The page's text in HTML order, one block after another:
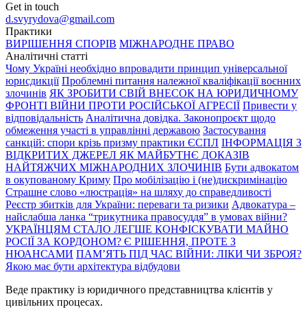
Get in touch
d.svyrydova@gmail.com
Практики
ВИРІШЕННЯ СПОРІВ МІЖНАРОДНЕ ПРАВО
Аналітичні статті
Чому Україні необхідно впровадити принцип універсальної
юрисдикції Проблемні питання належної кваліфікації воєнних
злочинів ЯК ЗРОБИТИ СВІЙ ВНЕСОК НА ЮРИДИЧНОМУ
ФРОНТІ ВІЙНИ ПРОТИ РОСІЙСЬКОЇ АГРЕСІЇ Привести у
відповідальність Аналітична довідка. Законопроєкт щодо
обмеження участі в управлінні державою Застосування
санкцій: спори крізь призму практики ЄСПЛ ІНФОРМАЦІЯ З
ВІДКРИТИХ ДЖЕРЕЛ ЯК МАЙБУТНЄ ДОКАЗІВ
НАЙТЯЖЧИХ МІЖНАРОДНИХ ЗЛОЧИНІВ Бути адвокатом
в окупованому Криму Про мобілізацію і (не)дискримінацію
Страшне слово «люстрація» на шляху до справедливості
Реєстр збитків для України: переваги та ризики Адвокатура –
найслабша ланка “трикутника правосуддя” в умовах війни?
УКРАЇНЦЯМ СТАЛО ЛЕГШЕ КОНФІСКУВАТИ МАЙНО
РОСІЇ ЗА КОРДОНОМ? Є РІШЕННЯ, ПРОТЕ З
НЮАНСАМИ ПАМ’ЯТЬ ПІД ЧАС ВІЙНИ: ЛІКИ ЧИ ЗБРОЯ?
Якою має бути архітектура відбудови
Веде практику із юридичного представництва клієнтів у
цивільних процесах.